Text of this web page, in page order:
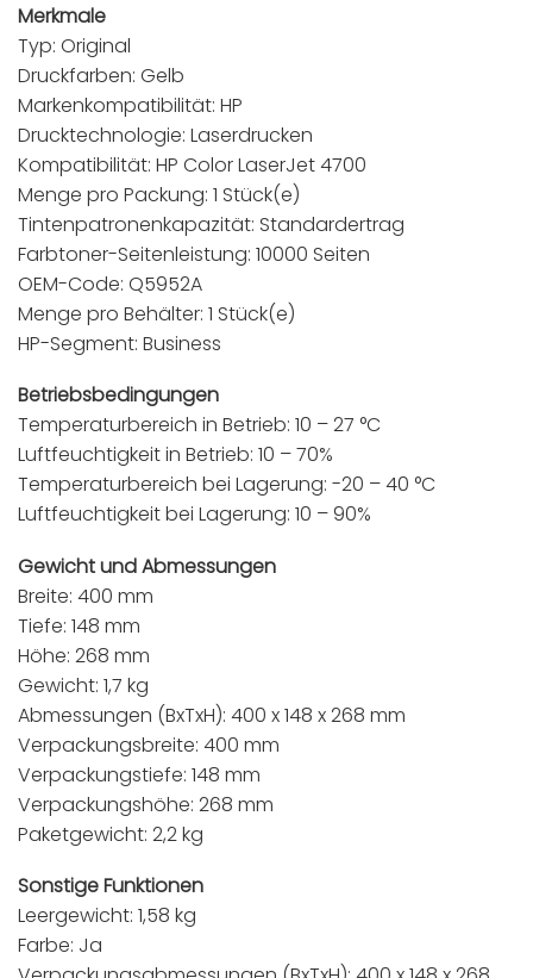
Merkmale
Typ: Original
Druckfarben: Gelb
Markenkompatibilität: HP
Drucktechnologie: Laserdrucken
Kompatibilität: HP Color LaserJet 4700
Menge pro Packung: 1 Stück(e)
Tintenpatronenkapazität: Standardertrag
Farbtoner-Seitenleistung: 10000 Seiten
OEM-Code: Q5952A
Menge pro Behälter: 1 Stück(e)
HP-Segment: Business
Betriebsbedingungen
Temperaturbereich in Betrieb: 10 – 27 °C
Luftfeuchtigkeit in Betrieb: 10 – 70%
Temperaturbereich bei Lagerung: -20 – 40 °C
Luftfeuchtigkeit bei Lagerung: 10 – 90%
Gewicht und Abmessungen
Breite: 400 mm
Tiefe: 148 mm
Höhe: 268 mm
Gewicht: 1,7 kg
Abmessungen (BxTxH): 400 x 148 x 268 mm
Verpackungsbreite: 400 mm
Verpackungstiefe: 148 mm
Verpackungshöhe: 268 mm
Paketgewicht: 2,2 kg
Sonstige Funktionen
Leergewicht: 1,58 kg
Farbe: Ja